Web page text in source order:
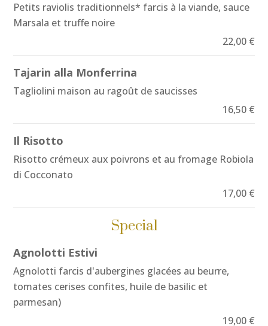
Petits raviolis traditionnels* farcis à la viande, sauce
Marsala et truffe noire
22,00 €
Tajarin alla Monferrina
Tagliolini maison au ragoût de saucisses
16,50 €
Il Risotto
Risotto crémeux aux poivrons et au fromage Robiola
di Cocconato
17,00 €
Special
Agnolotti Estivi
Agnolotti farcis d'aubergines glacées au beurre,
tomates cerises confites, huile de basilic et
parmesan)
19,00 €